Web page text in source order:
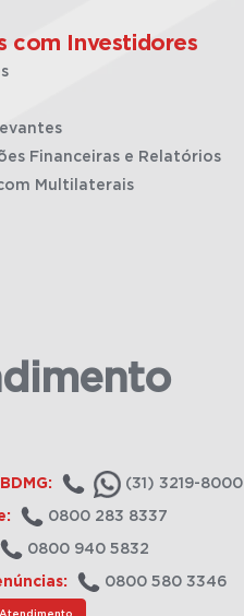
com Investidores
Financeiras e Relatórios
Multilaterais
(31) 3219-8000
0800 283 8337
0800 940 5832
0800 580 3346
Atendimento